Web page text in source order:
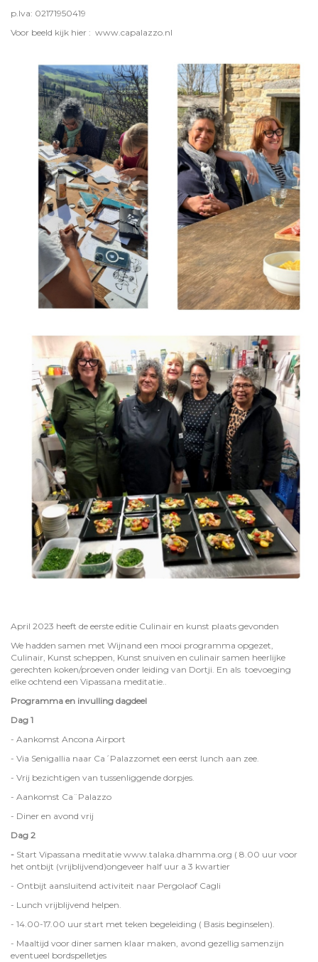
p.Iva: 02171950419
Voor beeld kijk hier : www.capalazzo.nl
April 2023 heeft de eerste editie Culinair en kunst plaats gevonden
We hadden samen met Wijnand een mooi programma opgezet,
Culinair, Kunst scheppen, Kunst snuiven en culinair samen heerlijke
gerechten koken/proeven onder leiding van Dortji. En als toevoeging
elke ochtend een Vipassana meditatie..
Programma en invulling dagdeel
Dag 1
- Aankomst Ancona Airport
- Via Senigallia naar Ca´Palazzomet een eerst lunch aan zee.
- Vrij bezichtigen van tussenliggende dorpjes.
- Aankomst Ca¨Palazzo
- Diner en avond vrij
Dag 2
- Start Vipassana meditatie www.talaka.dhamma.org ( 8.00 uur voor
het ontbijt (vrijblijvend)ongeveer half uur a 3 kwartier
- Ontbijt aansluitend activiteit naar Pergolaof Cagli
- Lunch vrijblijvend helpen.
- 14.00-17.00 uur start met teken begeleiding ( Basis beginselen).
- Maaltijd voor diner samen klaar maken, avond gezellig samenzijn
eventueel bordspelletjes